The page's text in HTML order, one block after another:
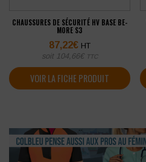
CHAUSSURES DE SÉCURITÉ HV BASE BE-
MORE S3
87,22€ HT
soit 104,66€ TTC
VOIR LA FICHE PRODUIT